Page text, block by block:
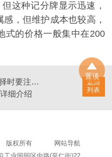
这种记分牌显示迅速，
，但维护成本也较高，
式的价格一般集中在200
返回
列表
专业辩论计时器在选择时要注意的事项
细介绍
置顶
版权所有
网站导航